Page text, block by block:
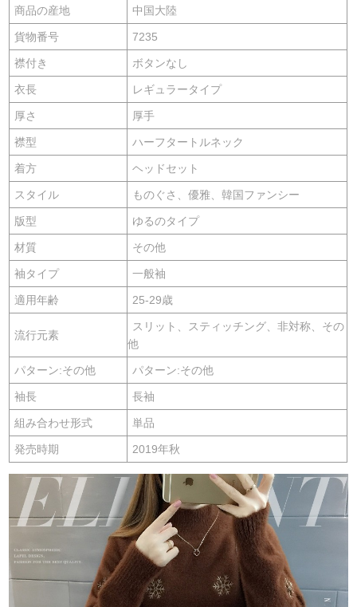
商品の産地 中国大陸
貨物番号 7235
襟付き ボタンなし
衣長 レギュラータイプ
厚さ 厚手
襟型 ハーフタートルネック
着方 ヘッドセット
スタイル ものぐさ、優雅、韓国ファンシー
版型 ゆるのタイプ
材質 その他
袖タイプ 一般袖
適用年齢 25-29歳
流行元素
スリット、スティッチング、非対称、その
他
パターン:その他 パターン:その他
袖長 長袖
組み合わせ形式 単品
発売時期 2019年秋